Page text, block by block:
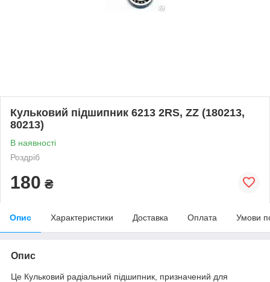
Кульковий підшипник 6213 2RS, ZZ (180213,
80213)
В наявності
Роздріб
180 ₴
Опис Характеристики Доставка Оплата Умови
Опис
Це Кульковий радіальний підшипник, призначений для